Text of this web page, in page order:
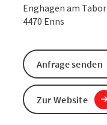
Enghagen am Tabor
4470 Enns
Anfrage senden
Zur Website